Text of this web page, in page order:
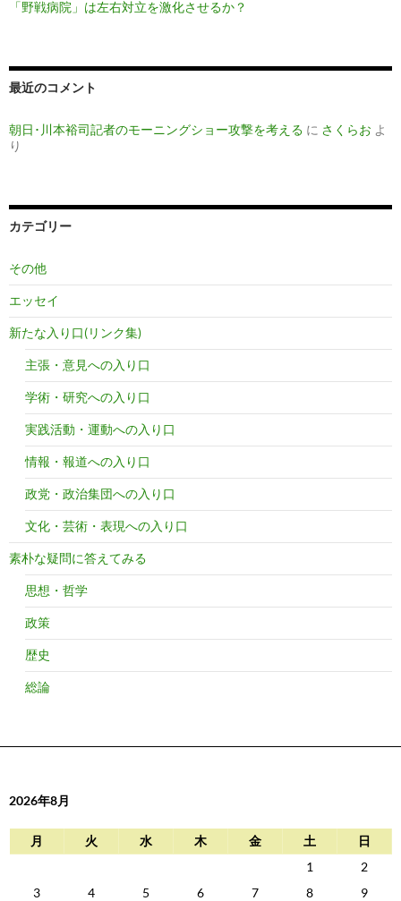
「野戦病院」は左右対立を激化させるか？
最近のコメント
朝日･川本裕司記者のモーニングショー攻撃を考える に さくらお よ
り
カテゴリー
その他
エッセイ
新たな入り口(リンク集)
主張・意見への入り口
学術・研究への入り口
実践活動・運動への入り口
情報・報道への入り口
政党・政治集団への入り口
文化・芸術・表現への入り口
素朴な疑問に答えてみる
思想・哲学
政策
歴史
総論
2026年8月
月 火 水 木 金 土
日
1
2
3
4 5 6 7 8
9